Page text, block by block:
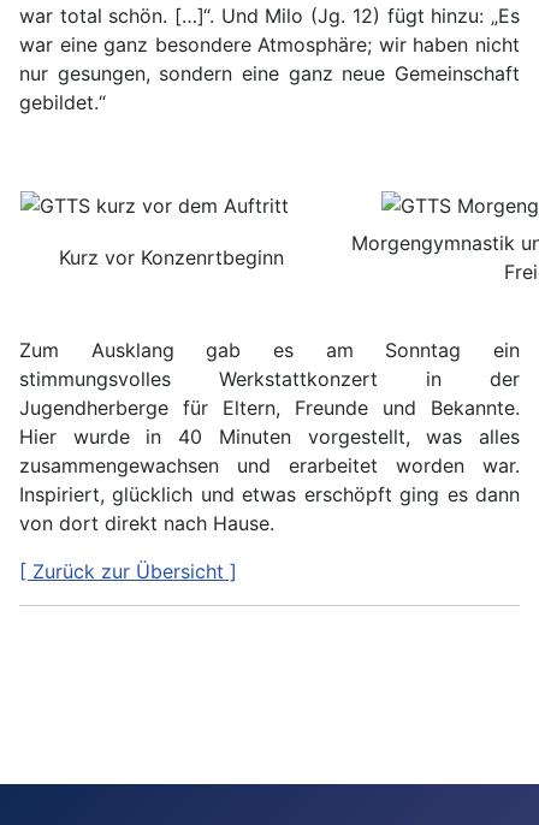
war total schön. […]“. Und Milo (Jg. 12) fügt hinzu: „Es
war eine ganz besondere Atmosphäre; wir haben nicht
nur gesungen, sondern eine ganz neue Gemeinschaft
gebildet.“
Kurz vor Konzenrtbeginn
Morgengymnastik
Zum Ausklang gab es am Sonntag ein
stimmungsvolles Werkstattkonzert in der
Jugendherberge für Eltern, Freunde und Bekannte.
Hier wurde in 40 Minuten vorgestellt, was alles
zusammengewachsen und erarbeitet worden war.
Inspiriert, glücklich und etwas erschöpft ging es dann
von dort direkt nach Hause.
[ Zurück zur Übersicht ]